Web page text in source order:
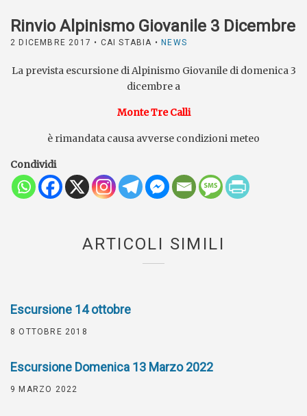
Rinvio Alpinismo Giovanile 3 Dicembre
2 DICEMBRE 2017 • CAI STABIA •NEWS
La prevista escursione di Alpinismo Giovanile di domenica 3
dicembre a
Monte Tre Calli
è rimandata causa avverse condizioni meteo
Condividi
ARTICOLI SIMILI
Escursione 14 ottobre
8 OTTOBRE 2018
Escursione Domenica 13 Marzo 2022
9 MARZO 2022